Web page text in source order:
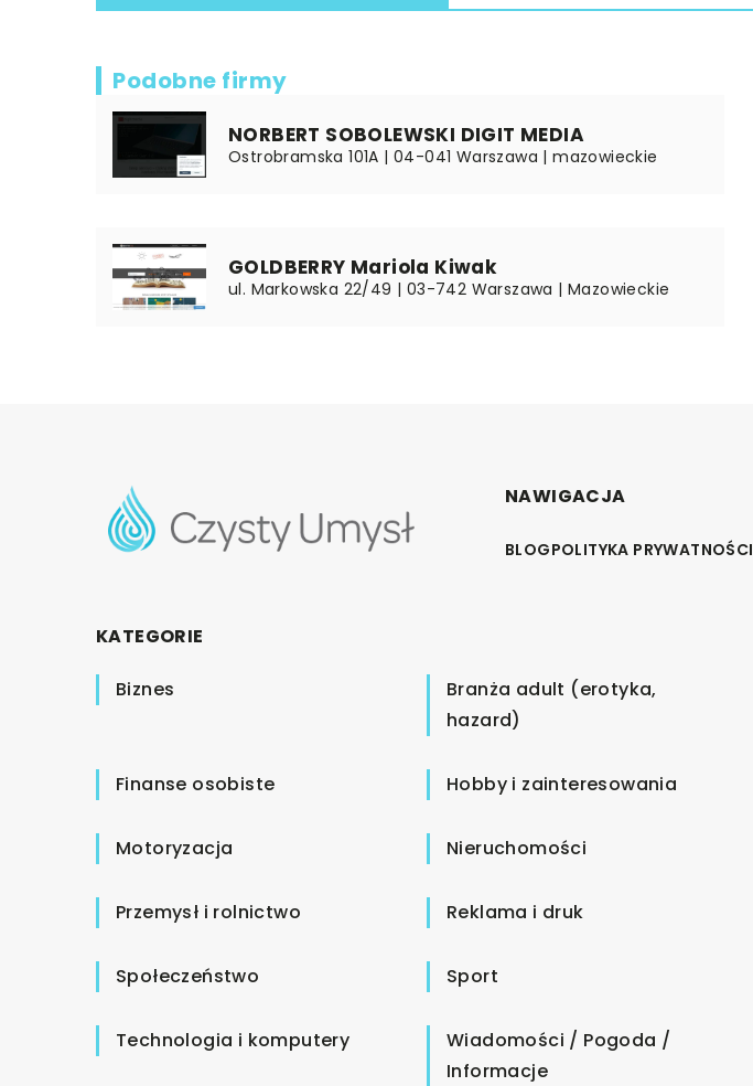
Podobne firmy
NORBERT SOBOLEWSKI DIGIT MEDIA
Ostrobramska 101A | 04-041 Warszawa | mazowieckie
GOLDBERRY Mariola Kiwak
ul. Markowska 22/49 | 03-742 Warszawa | Mazowieckie
NAWIGACJA
BLOGPOLITYKA PRYWATNOŚCI
KATEGORIE
Biznes
Branża adult (erotyka,
hazard)
Finanse osobiste Hobby i zainteresowania
Motoryzacja Nieruchomości
Przemysł i rolnictwo Reklama i druk
Społeczeństwo Sport
Technologia i komputery
Wiadomości / Pogoda /
Informacje